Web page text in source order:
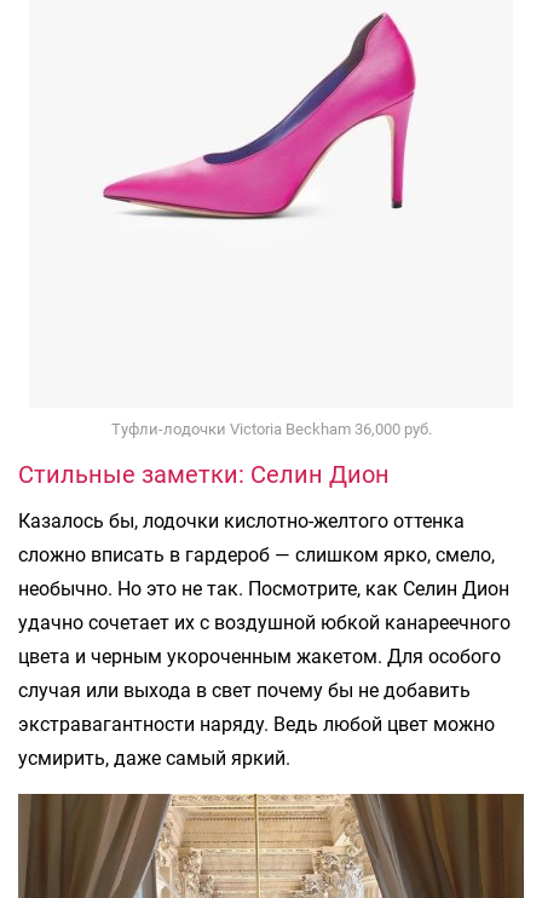
Туфли-лодочки Victoria Beckham 36,000 руб.
Стильные заметки: Селин Дион
Казалось бы, лодочки кислотно-желтого оттенка
сложно вписать в гардероб — слишком ярко, смело,
необычно. Но это не так. Посмотрите, как Селин Дион
удачно сочетает их с воздушной юбкой канареечного
цвета и черным укороченным жакетом. Для особого
случая или выхода в свет почему бы не добавить
экстравагантности наряду. Ведь любой цвет можно
усмирить, даже самый яркий.